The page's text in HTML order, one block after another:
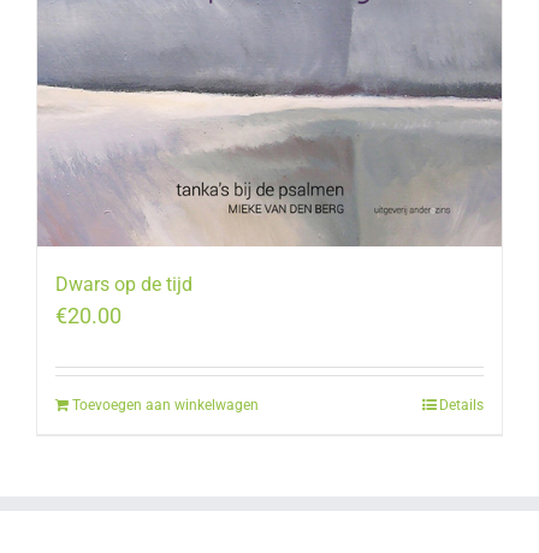
Dwars op de tijd
€20.00
Toevoegen aan winkelwagen Details